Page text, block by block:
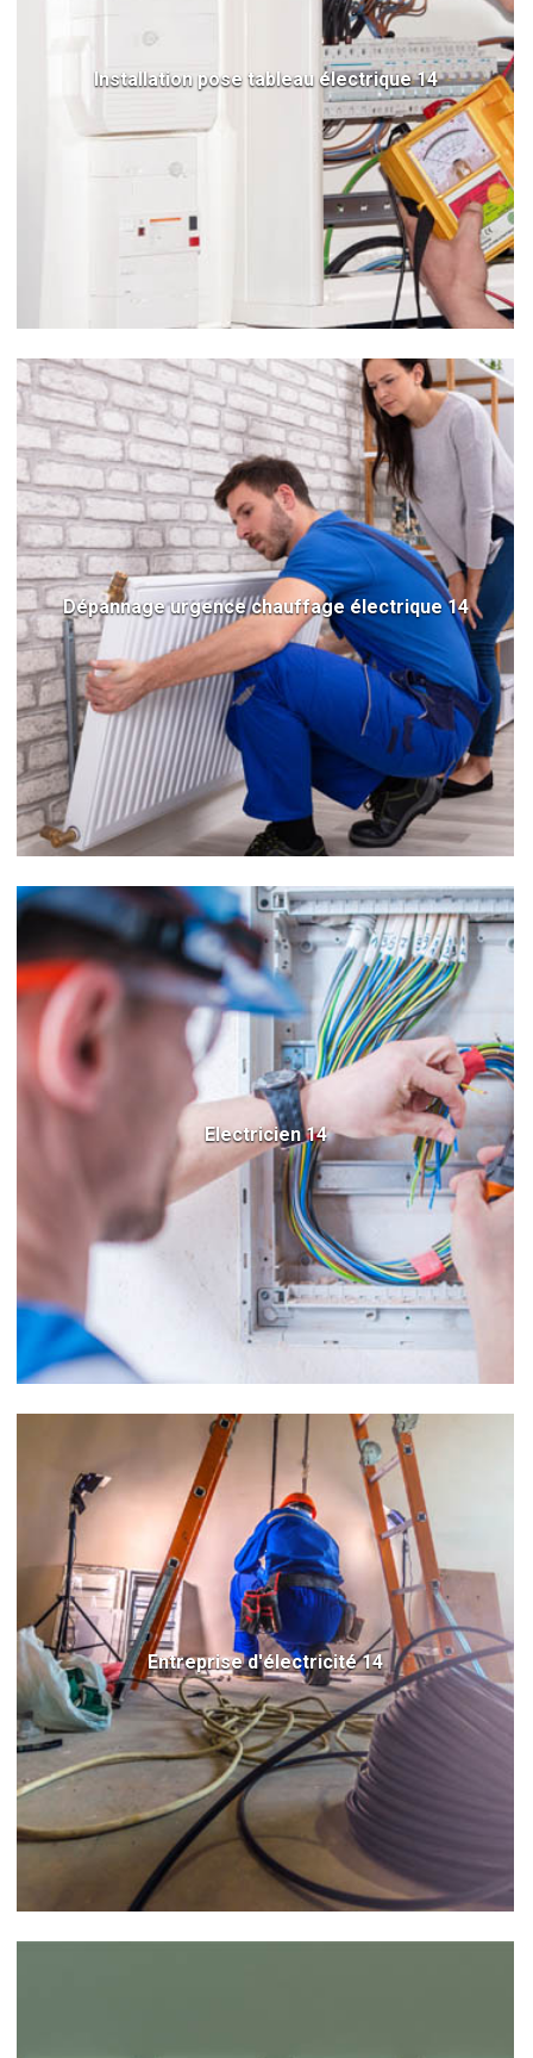
Installation pose tableau électrique 14
Dépannage urgence chauffage électrique 14
Electricien 14
Entreprise d'électricité 14